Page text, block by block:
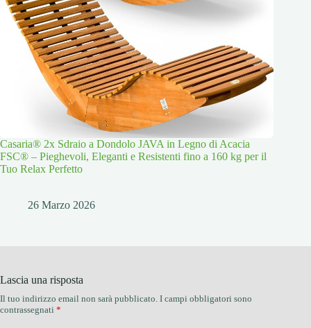
Casaria® 2x Sdraio a Dondolo JAVA in Legno di Acacia
FSC® – Pieghevoli, Eleganti e Resistenti fino a 160 kg per il
Tuo Relax Perfetto
26 Marzo 2026
Lascia una risposta
Il tuo indirizzo email non sarà pubblicato. I campi obbligatori sono
contrassegnati *